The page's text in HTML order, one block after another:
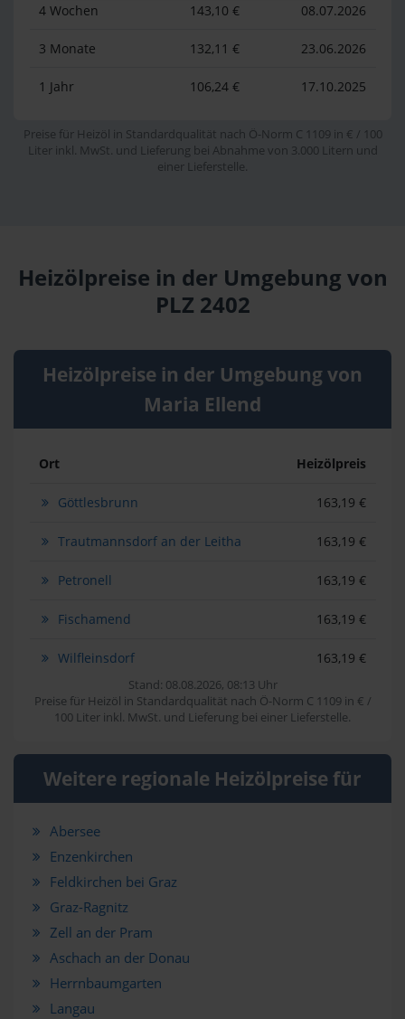
4 Wochen 143,10 € 08.07.2026
3 Monate 132,11 € 23.06.2026
1 Jahr 106,24 € 17.10.2025
Preise für Heizöl in Standardqualität nach Ö-Norm C 1109 in € / 100
Liter inkl. MwSt. und Lieferung bei Abnahme von 3.000 Litern und
einer Lieferstelle.
Heizölpreise in der Umgebung von
PLZ 2402
Heizölpreise in der Umgebung von
Maria Ellend
Ort Heizölpreis
Göttlesbrunn 163,19 €
Trautmannsdorf an der Leitha 163,19 €
Petronell 163,19 €
Fischamend 163,19 €
Wilfleinsdorf 163,19 €
Stand: 08.08.2026, 08:13 Uhr
Preise für Heizöl in Standardqualität nach Ö-Norm C 1109 in € /
100 Liter inkl. MwSt. und Lieferung bei einer Lieferstelle.
Weitere regionale Heizölpreise für
Abersee
Enzenkirchen
Feldkirchen bei Graz
Graz-Ragnitz
Zell an der Pram
Aschach an der Donau
Herrnbaumgarten
Langau